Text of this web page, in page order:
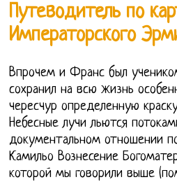
Путеводитель по
Императорского
Впрочем и Франс был
сохранил на всю жизнь
чересчур определенную
Небесные лучи льются
документальном отношении
Камильо Вознесение
которой мы говорили выше